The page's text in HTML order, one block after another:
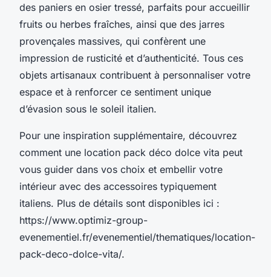
des paniers en osier tressé, parfaits pour accueillir
fruits ou herbes fraîches, ainsi que des jarres
provençales massives, qui confèrent une
impression de rusticité et d’authenticité. Tous ces
objets artisanaux contribuent à personnaliser votre
espace et à renforcer ce sentiment unique
d’évasion sous le soleil italien.
Pour une inspiration supplémentaire, découvrez
comment une location pack déco dolce vita peut
vous guider dans vos choix et embellir votre
intérieur avec des accessoires typiquement
italiens. Plus de détails sont disponibles ici :
https://www.optimiz-group-
evenementiel.fr/evenementiel/thematiques/location-
pack-deco-dolce-vita/.